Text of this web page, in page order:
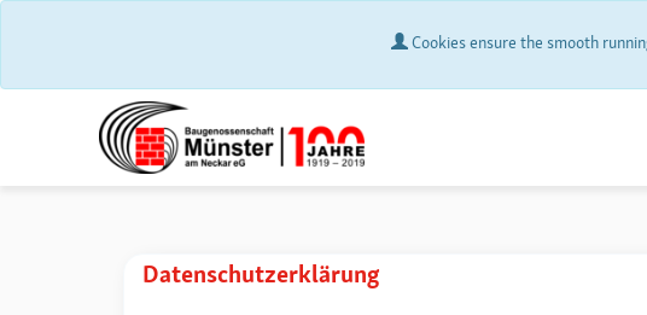
Cookies ensure the smooth
Datenschutzerklärung